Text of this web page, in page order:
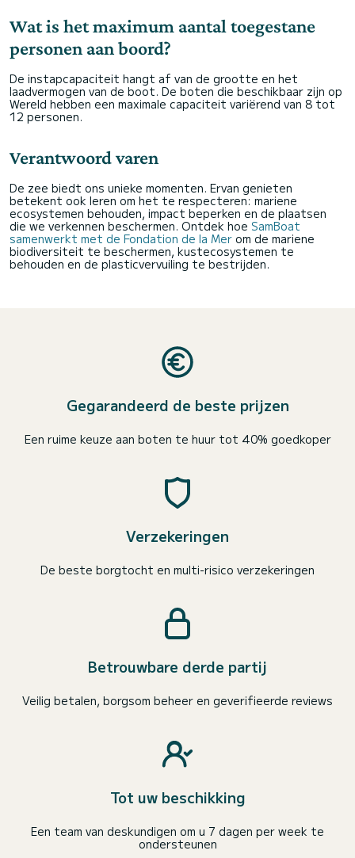
Wat is het maximum aantal toegestane
personen aan boord?
De instapcapaciteit hangt af van de grootte en het
laadvermogen van de boot. De boten die beschikbaar zijn op
Wereld hebben een maximale capaciteit variërend van 8 tot
12 personen.
Verantwoord varen
De zee biedt ons unieke momenten. Ervan genieten
betekent ook leren om het te respecteren: mariene
ecosystemen behouden, impact beperken en de plaatsen
die we verkennen beschermen. Ontdek hoe SamBoat
samenwerkt met de Fondation de la Mer om de mariene
biodiversiteit te beschermen, kustecosystemen te
behouden en de plasticvervuiling te bestrijden.
Gegarandeerd de beste prijzen
Een ruime keuze aan boten te huur tot 40% goedkoper
Verzekeringen
De beste borgtocht en multi-risico verzekeringen
Betrouwbare derde partij
Veilig betalen, borgsom beheer en geverifieerde reviews
Tot uw beschikking
Een team van deskundigen om u 7 dagen per week te
ondersteunen